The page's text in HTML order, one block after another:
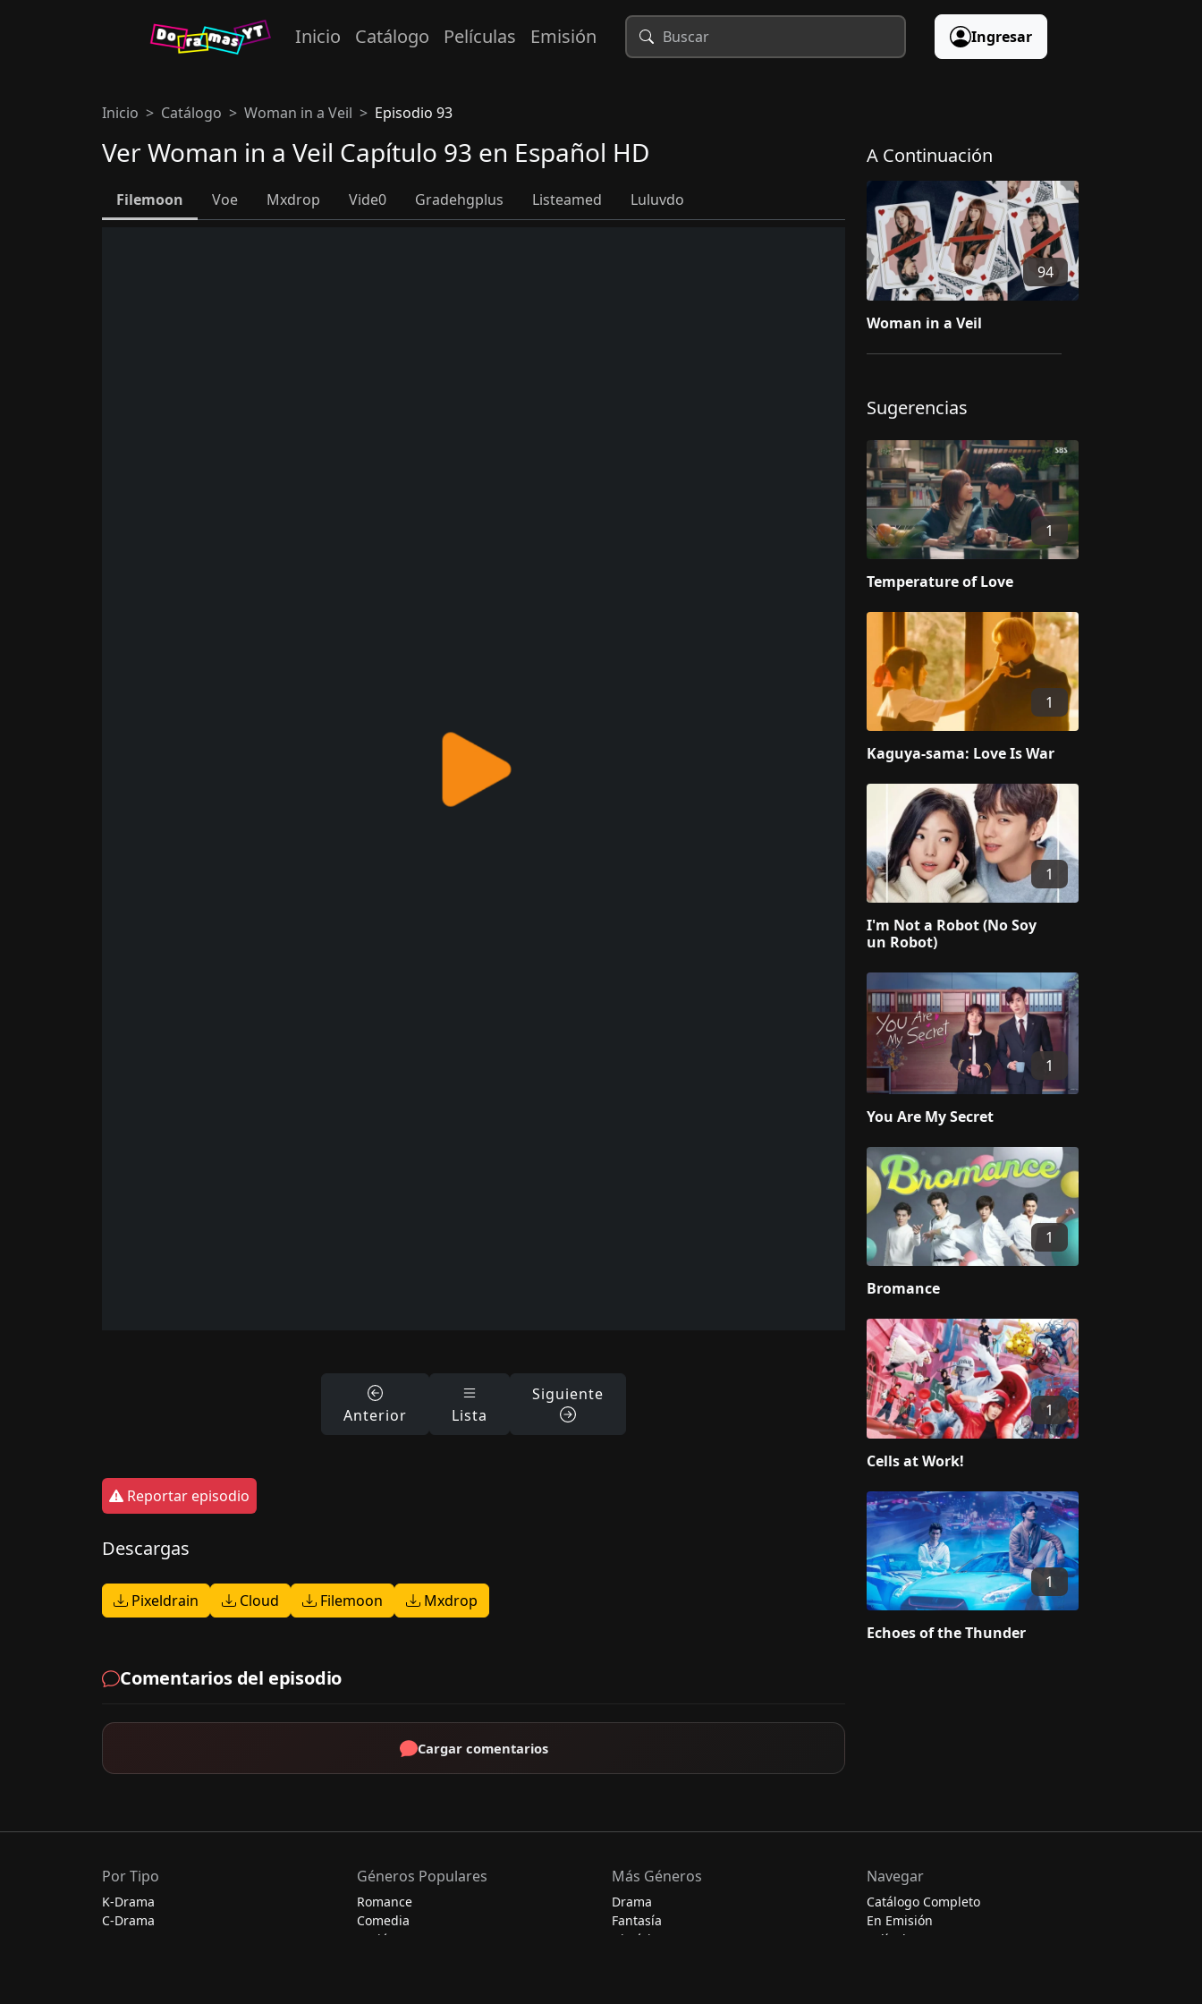
Inicio Catálogo Películas Emisión Ingresar
Inicio Catálogo Woman in a Veil Episodio 93
Ver Woman in a Veil Capítulo 93 en Español HD
Filemoon Voe Mxdrop Vide0 Gradehgplus Listeamed Luluvdo
Anterior Lista
Siguiente
Reportar episodio
Descargas
Pixeldrain Cloud Filemoon Mxdrop
Comentarios del episodio
Cargar comentarios
A Continuación
94
Woman in a Veil
Sugerencias
1
Temperature of Love
1
Kaguya-sama: Love Is War
1
I'm Not a Robot (No Soy
un Robot)
1
You Are My Secret
1
Bromance
1
Cells at Work!
1
Echoes of the Thunder
Por Tipo
K-Drama
C-Drama
Géneros Populares
Romance
Comedia
Acción
Más Géneros
Drama
Fantasía
Histórico
Navegar
Catálogo Completo
En Emisión
Películas